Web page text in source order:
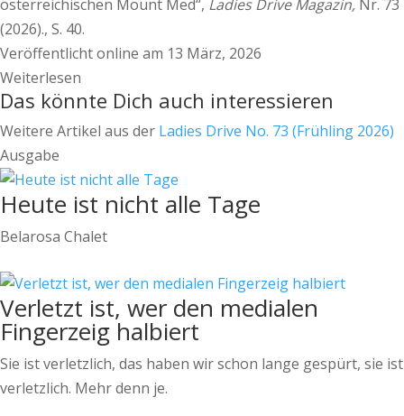
österreichischen Mount Med“, Ladies Drive Magazin, Nr. 73
(2026)., S. 40.
Veröffentlicht online am 13 März, 2026
Weiterlesen
Das könnte Dich auch interessieren
Weitere Artikel aus der Ladies Drive No. 73 (Frühling 2026)
Ausgabe
Heute ist nicht alle Tage
Belarosa Chalet
Verletzt ist, wer den medialen
Fingerzeig halbiert
Sie ist verletzlich, das haben wir schon lange gespürt, sie ist
verletzlich. Mehr denn je.